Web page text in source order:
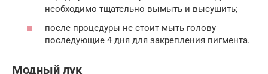
необходимо тщательно вымыть и высушить;
после процедуры не стоит мыть голову
последующие 4 дня для закрепления пигмента.
Модный лук